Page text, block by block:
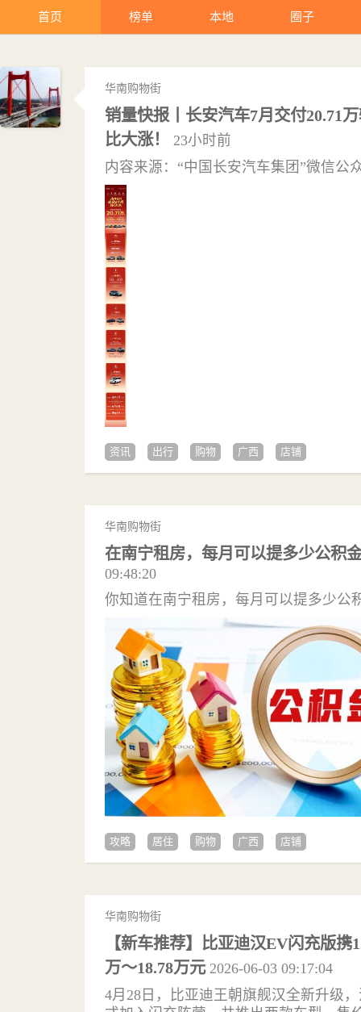
首页 榜单 本地 圈子
华南购物街
销量快报丨长安汽车7月交付20.71
比大涨！
23小时前
内容来源：“中国长安汽车集团”微信公
资讯 出行 购物 广西 店铺
华南购物街
在南宁租房，每月可以提多少公积
09:48:20
你知道在南宁租房，每月可以提多少公
攻略 居住 购物 广西 店铺
华南购物街
【新车推荐】比亚迪汉EV闪充版携
万～18.78万元 2026-06-03 09:17:04
4月28日，比亚迪王朝旗舰汉全新升级